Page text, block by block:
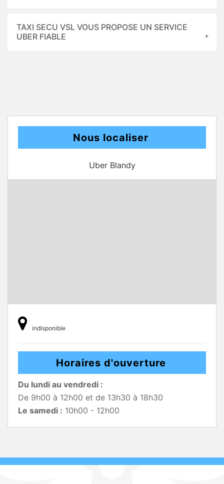
TAXI SECU VSL VOUS PROPOSE UN SERVICE
UBER FIABLE
Nous localiser
Uber Blandy
indisponible
Horaires d'ouverture
Du lundi au vendredi :
De 9h00 à 12h00 et de 13h30 à 18h30
Le samedi : 10h00 - 12h00